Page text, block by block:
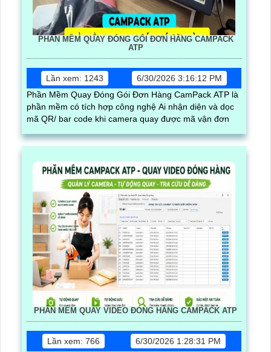
PHẦN MỀM QUAY ĐÓNG GÓI ĐƠN HÀNG CAMPACK
ATP
Lần xem: 1243
6/30/2026 3:16:12 PM
Phần Mềm Quay Đóng Gói Đơn Hàng CamPack ATP là
phần mềm có tích hợp công nghệ Ai nhận diện và dọc
mã QR/ bar code khi camera quay được mã vận đơn
PHẦN MỀM QUAY VIDEO ĐÓNG HÀNG CAMPACK ATP
Lần xem: 766
6/30/2026 1:28:31 PM